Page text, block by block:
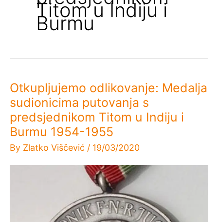
Titom u Indiju i
Burmu
Otkupljujemo odlikovanje: Medalja
sudionicima putovanja s
predsjednikom Titom u Indiju i
Burmu 1954-1955
By Zlatko Viščević / 19/03/2020